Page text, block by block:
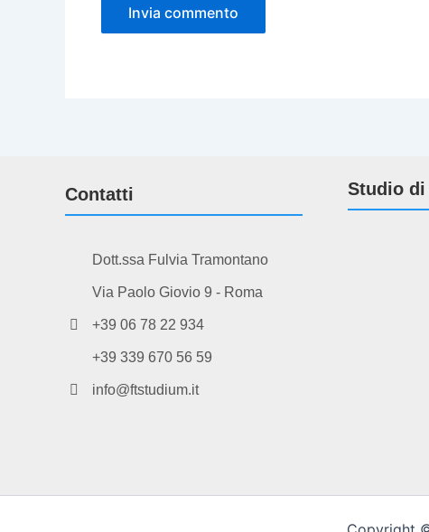
Contatti
Dott.ssa Fulvia Tramontano
Via Paolo Giovio 9 - Roma
+39 06 78 22 934
+39 339 670 56 59
info@ftstudium.it
Studio